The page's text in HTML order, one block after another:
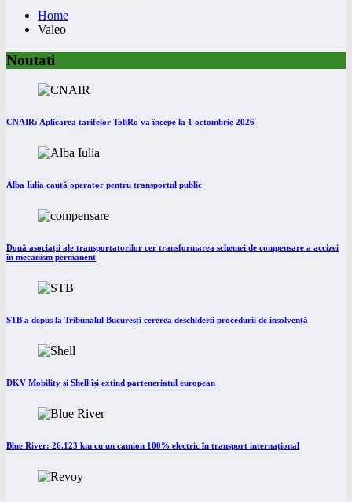
Home
Valeo
Noutati
CNAIR: Aplicarea tarifelor TollRo va începe la 1 octombrie 2026
Alba Iulia caută operator pentru transportul public
Două asociații ale transportatorilor cer transformarea schemei de compensare a accizei
în mecanism permanent
STB a depus la Tribunalul București cererea deschiderii procedurii de insolvență
DKV Mobility și Shell își extind parteneriatul european
Blue River: 26.123 km cu un camion 100% electric în transport internațional